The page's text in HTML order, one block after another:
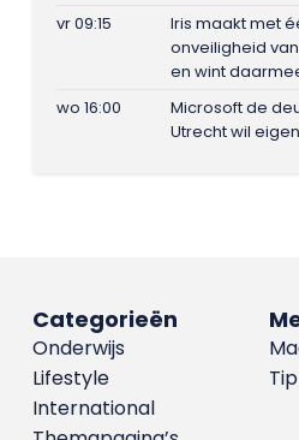
vr 09:15
Iris maakt met
onveiligheid
en wint
wo 16:00
Microsoft de
Utrecht wil
Categorieën
Onderwijs
Lifestyle
International